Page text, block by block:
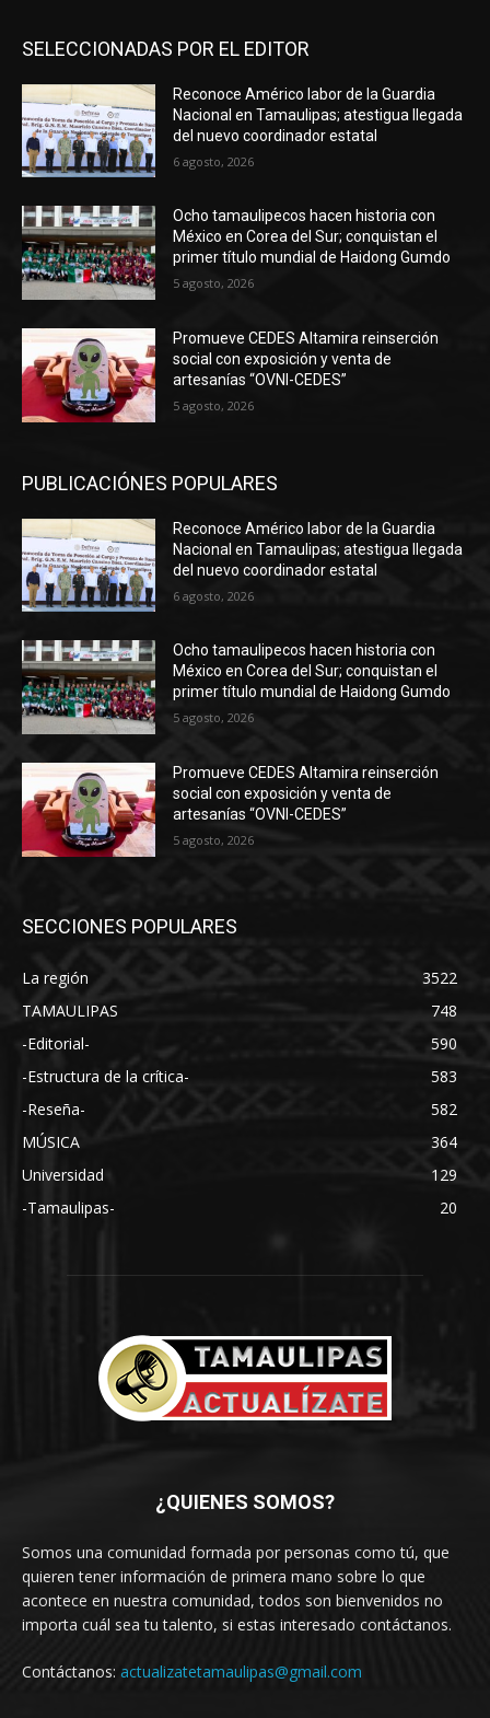
SELECCIONADAS POR EL EDITOR
Reconoce Américo labor de la Guardia
Nacional en Tamaulipas; atestigua llegada
del nuevo coordinador estatal
6 agosto, 2026
Ocho tamaulipecos hacen historia con
México en Corea del Sur; conquistan el
primer título mundial de Haidong Gumdo
5 agosto, 2026
Promueve CEDES Altamira reinserción
social con exposición y venta de
artesanías “OVNI-CEDES”
5 agosto, 2026
PUBLICACIÓNES POPULARES
Reconoce Américo labor de la Guardia
Nacional en Tamaulipas; atestigua llegada
del nuevo coordinador estatal
6 agosto, 2026
Ocho tamaulipecos hacen historia con
México en Corea del Sur; conquistan el
primer título mundial de Haidong Gumdo
5 agosto, 2026
Promueve CEDES Altamira reinserción
social con exposición y venta de
artesanías “OVNI-CEDES”
5 agosto, 2026
SECCIONES POPULARES
La región
3522
TAMAULIPAS
748
-Editorial-
590
-Estructura de la crítica-
583
-Reseña-
582
MÚSICA
364
Universidad
129
-Tamaulipas-
20
¿QUIENES SOMOS?
Somos una comunidad formada por personas como tú, que
quieren tener información de primera mano sobre lo que
acontece en nuestra comunidad, todos son bienvenidos no
importa cuál sea tu talento, si estas interesado contáctanos.
Contáctanos: actualizatetamaulipas@gmail.com